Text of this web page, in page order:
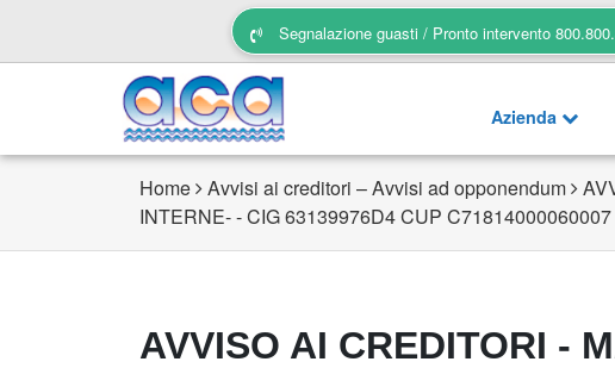
Segnalazione guasti / Pronto intervento
Azienda
Home Avvisi ai creditori – Avvisi ad opponendum
INTERNE- - CIG 63139976D4 CUP
AVVISO AI CREDITORI -